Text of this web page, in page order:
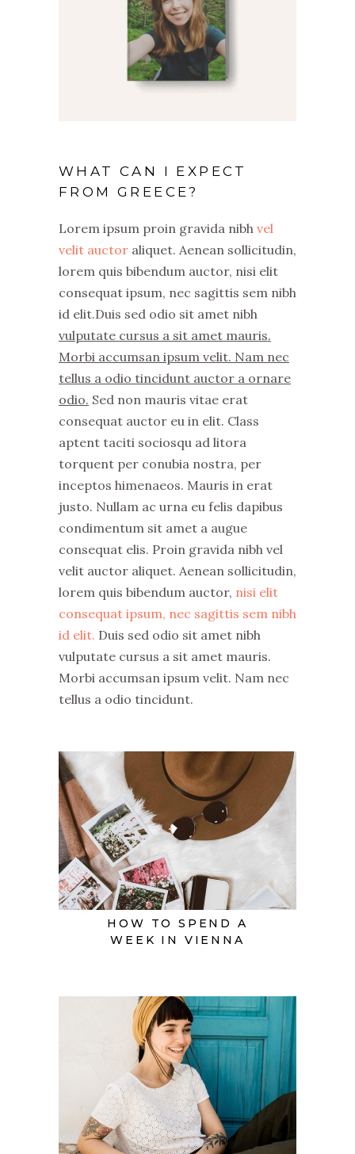
WHAT CAN I EXPECT
FROM GREECE?
Lorem ipsum proin gravida nibh vel
velit auctor aliquet. Aenean sollicitudin,
lorem quis bibendum auctor, nisi elit
consequat ipsum, nec sagittis sem nibh
id elit.Duis sed odio sit amet nibh
vulputate cursus a sit amet mauris.
Morbi accumsan ipsum velit. Nam nec
tellus a odio tincidunt auctor a ornare
odio. Sed non mauris vitae erat
consequat auctor eu in elit. Class
aptent taciti sociosqu ad litora
torquent per conubia nostra, per
inceptos himenaeos. Mauris in erat
justo. Nullam ac urna eu felis dapibus
condimentum sit amet a augue
consequat elis. Proin gravida nibh vel
velit auctor aliquet. Aenean sollicitudin,
lorem quis bibendum auctor, nisi elit
consequat ipsum, nec sagittis sem nibh
id elit. Duis sed odio sit amet nibh
vulputate cursus a sit amet mauris.
Morbi accumsan ipsum velit. Nam nec
tellus a odio tincidunt.
HOW TO SPEND A
WEEK IN VIENNA